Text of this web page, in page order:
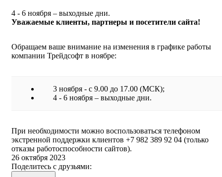
4 - 6 ноября – выходные дни.
Уважаемые клиенты, партнеры и посетители сайта!
Обращаем ваше внимание на изменения в графике работы
компании Трейдсофт в ноябре:
3 ноября - с 9.00 до 17.00 (МСК);
4 - 6 ноября – выходные дни.
При необходимости можно воспользоваться телефоном
экстренной поддержки клиентов +7 982 389 92 04 (только
отказы работоспособности сайтов).
26 октября 2023
Поделитесь с друзьями: